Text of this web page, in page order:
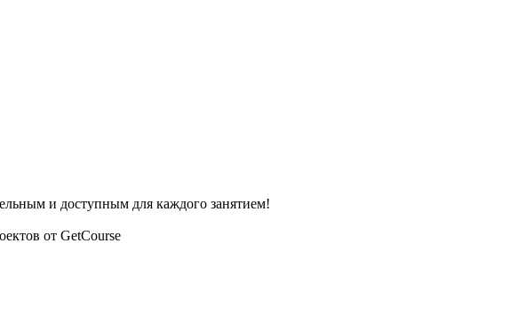
и доступным для каждого занятием!
от GetCourse